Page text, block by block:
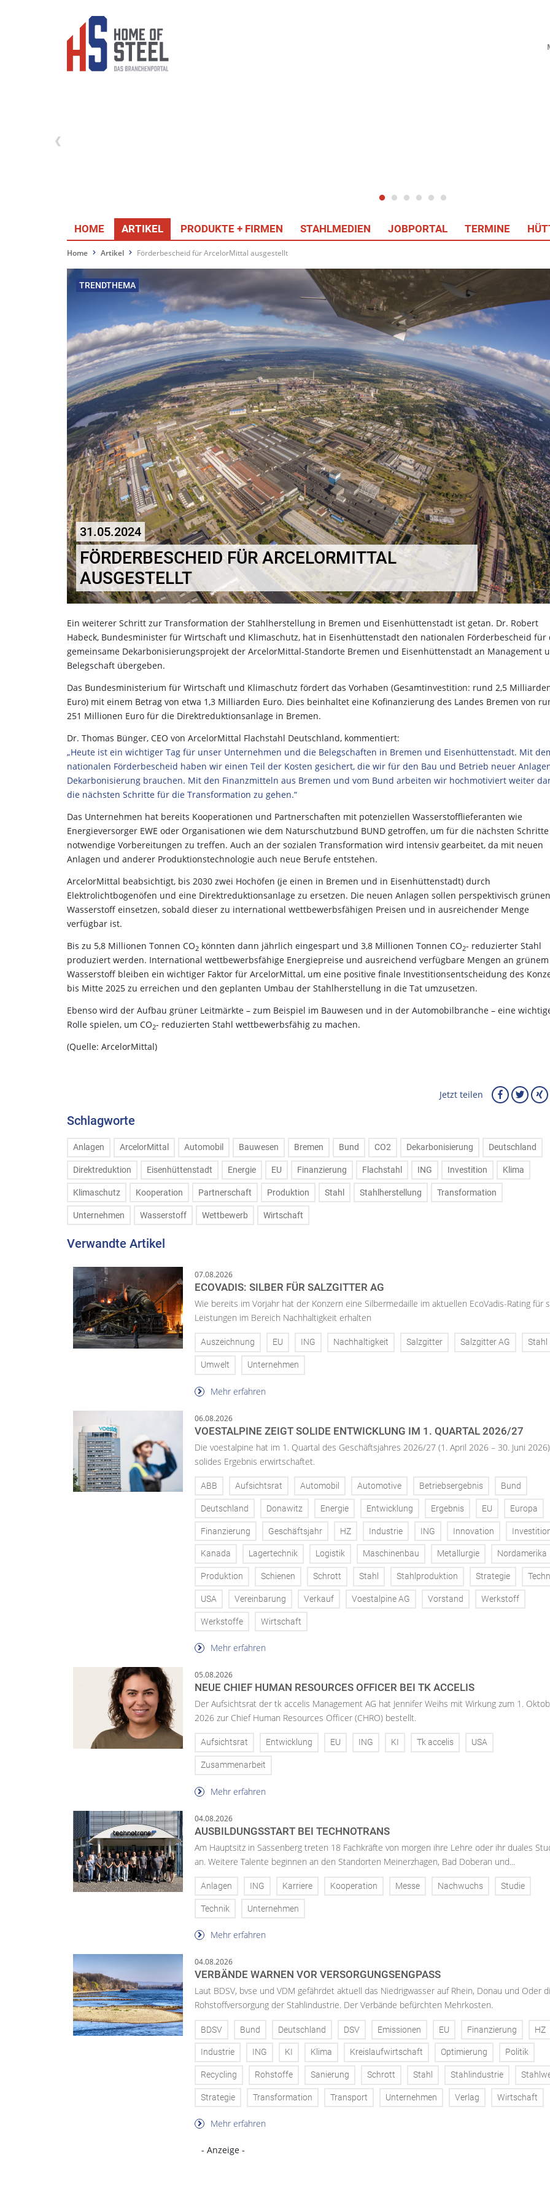
HOME ARTIKEL PRODUKTE + FIRMEN STAHLMEDIEN JOBPORTAL TERMINE
Home Artikel Förderbescheid für ArcelorMittal ausgestellt
TRENDTHEMA
31.05.2024
FÖRDERBESCHEID FÜR ARCELORMITTAL
AUSGESTELLT
Ein weiterer Schritt zur Transformation der Stahlherstellung in Bremen und Eisenhüttenstadt ist getan. Dr. Robert
Habeck, Bundesminister für Wirtschaft und Klimaschutz, hat in Eisenhüttenstadt den nationalen Förderbescheid für
gemeinsame Dekarbonisierungsprojekt der ArcelorMittal-Standorte Bremen und Eisenhüttenstadt an Management
Belegschaft übergeben.
Das Bundesministerium für Wirtschaft und Klimaschutz fördert das Vorhaben (Gesamtinvestition: rund 2,5
Euro) mit einem Betrag von etwa 1,3 Milliarden Euro. Dies beinhaltet eine Kofinanzierung des Landes Bremen von
251 Millionen Euro für die Direktreduktionsanlage in Bremen.
Dr. Thomas Bünger, CEO von ArcelorMittal Flachstahl Deutschland, kommentiert:
„Heute ist ein wichtiger Tag für unser Unternehmen und die Belegschaften in Bremen und Eisenhüttenstadt. Mit
nationalen Förderbescheid haben wir einen Teil der Kosten gesichert, die wir für den Bau und Betrieb neuer
Dekarbonisierung brauchen. Mit den Finanzmitteln aus Bremen und vom Bund arbeiten wir hochmotiviert weiter
die nächsten Schritte für die Transformation zu gehen.“
Das Unternehmen hat bereits Kooperationen und Partnerschaften mit potenziellen Wasserstofflieferanten wie
Energieversorger EWE oder Organisationen wie dem Naturschutzbund BUND getroffen, um für die nächsten Schritte
notwendige Vorbereitungen zu treffen. Auch an der sozialen Transformation wird intensiv gearbeitet, da mit neuen
Anlagen und anderer Produktionstechnologie auch neue Berufe entstehen.
ArcelorMittal beabsichtigt, bis 2030 zwei Hochöfen (je einen in Bremen und in Eisenhüttenstadt) durch
Elektrolichtbogenöfen und eine Direktreduktionsanlage zu ersetzen. Die neuen Anlagen sollen perspektivisch grünen
Wasserstoff einsetzen, sobald dieser zu international wettbewerbsfähigen Preisen und in ausreichender Menge
verfügbar ist.
Bis zu 5,8 Millionen Tonnen CO2 könnten dann jährlich eingespart und 3,8 Millionen Tonnen CO2- reduzierter Stahl
produziert werden. International wettbewerbsfähige Energiepreise und ausreichend verfügbare Mengen an grünem
Wasserstoff bleiben ein wichtiger Faktor für ArcelorMittal, um eine positive finale Investitionsentscheidung des
bis Mitte 2025 zu erreichen und den geplanten Umbau der Stahlherstellung in die Tat umzusetzen.
Ebenso wird der Aufbau grüner Leitmärkte – zum Beispiel im Bauwesen und in der Automobilbranche – eine
Rolle spielen, um CO2- reduzierten Stahl wettbewerbsfähig zu machen.
(Quelle: ArcelorMittal)
Jetzt teilen
Schlagworte
Anlagen ArcelorMittal Automobil Bauwesen Bremen Bund CO2 Dekarbonisierung Deutschland
Direktreduktion Eisenhüttenstadt Energie EU Finanzierung Flachstahl ING Investition Klima
Klimaschutz Kooperation Partnerschaft Produktion Stahl Stahlherstellung Transformation
Unternehmen Wasserstoff Wettbewerb Wirtschaft
Verwandte Artikel
07.08.2026
ECOVADIS: SILBER FÜR SALZGITTER AG
Wie bereits im Vorjahr hat der Konzern eine Silbermedaille im aktuellen EcoVadis-Rating für
Leistungen im Bereich Nachhaltigkeit erhalten
Auszeichnung EU ING Nachhaltigkeit Salzgitter Salzgitter AG Stahl
Umwelt Unternehmen
Mehr erfahren
06.08.2026
VOESTALPINE ZEIGT SOLIDE ENTWICKLUNG IM 1. QUARTAL 2026/27
Die voestalpine hat im 1. Quartal des Geschäftsjahres 2026/27 (1. April 2026 – 30. Juni
solides Ergebnis erwirtschaftet.
ABB Aufsichtsrat Automobil Automotive Betriebsergebnis Bund
Deutschland Donawitz Energie Entwicklung Ergebnis EU Europa
Finanzierung Geschäftsjahr HZ Industrie ING Innovation
Kanada Lagertechnik Logistik Maschinenbau Metallurgie Nordamerika
Produktion Schienen Schrott Stahl Stahlproduktion Strategie
USA Vereinbarung Verkauf Voestalpine AG Vorstand Werkstoff
Werkstoffe Wirtschaft
Mehr erfahren
05.08.2026
NEUE CHIEF HUMAN RESOURCES OFFICER BEI TK ACCELIS
Der Aufsichtsrat der tk accelis Management AG hat Jennifer Weihs mit Wirkung zum 1.
2026 zur Chief Human Resources Officer (CHRO) bestellt.
Aufsichtsrat Entwicklung EU ING KI Tk accelis USA
Zusammenarbeit
Mehr erfahren
04.08.2026
AUSBILDUNGSSTART BEI TECHNOTRANS
Am Hauptsitz in Sassenberg treten 18 Fachkräfte von morgen ihre Lehre oder ihr duales
an. Weitere Talente beginnen an den Standorten Meinerzhagen, Bad Doberan und...
Anlagen ING Karriere Kooperation Messe Nachwuchs Studie
Technik Unternehmen
Mehr erfahren
04.08.2026
VERBÄNDE WARNEN VOR VERSORGUNGSENGPASS
Laut BDSV, bvse und VDM gefährdet aktuell das Niedrigwasser auf Rhein, Donau und Oder
Rohstoffversorgung der Stahlindustrie. Der Verbände befürchten Mehrkosten.
BDSV Bund Deutschland DSV Emissionen EU Finanzierung HZ
Industrie ING KI Klima Kreislaufwirtschaft Optimierung Politik
Recycling Rohstoffe Sanierung Schrott Stahl Stahlindustrie
Strategie Transformation Transport Unternehmen Verlag Wirtschaft
Mehr erfahren
- Anzeige -